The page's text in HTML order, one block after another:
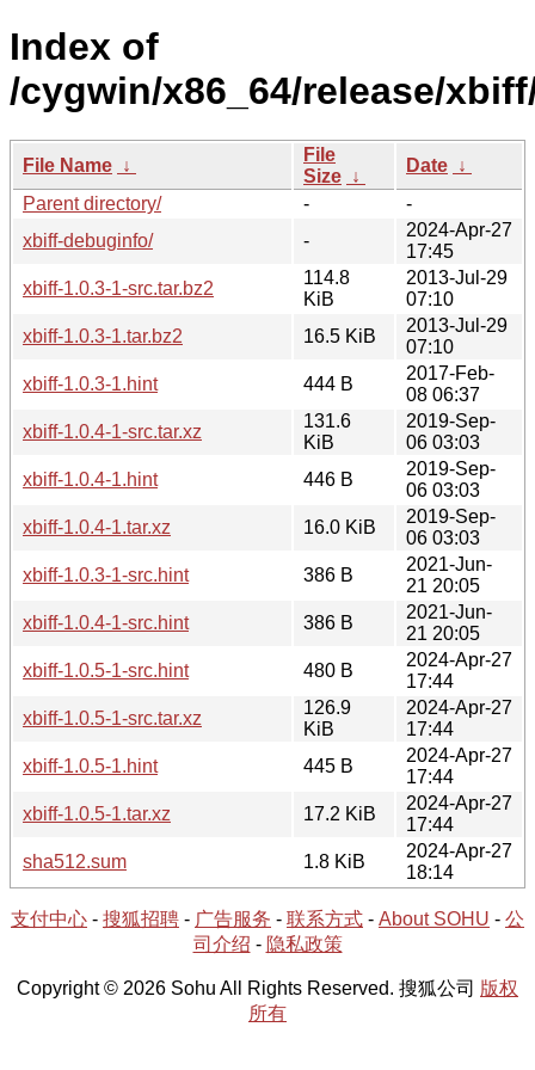
Index of
/cygwin/x86_64/release/
File Name ↓
File
Size ↓
Date ↓
Parent directory/
-
-
xbiff-debuginfo/
-
2024-Apr-27
17:45
xbiff-1.0.3-1-src.tar.bz2
114.8
KiB
2013-Jul-29
07:10
xbiff-1.0.3-1.tar.bz2
16.5 KiB
2013-Jul-29
07:10
xbiff-1.0.3-1.hint
444 B
2017-Feb-
08 06:37
xbiff-1.0.4-1-src.tar.xz
131.6
KiB
2019-Sep-
06 03:03
xbiff-1.0.4-1.hint
446 B
2019-Sep-
06 03:03
xbiff-1.0.4-1.tar.xz
16.0 KiB
2019-Sep-
06 03:03
xbiff-1.0.3-1-src.hint
386 B
2021-Jun-
21 20:05
xbiff-1.0.4-1-src.hint
386 B
2021-Jun-
21 20:05
xbiff-1.0.5-1-src.hint
480 B
2024-Apr-27
17:44
xbiff-1.0.5-1-src.tar.xz
126.9
KiB
2024-Apr-27
17:44
xbiff-1.0.5-1.hint
445 B
2024-Apr-27
17:44
xbiff-1.0.5-1.tar.xz
17.2 KiB
2024-Apr-27
17:44
sha512.sum
1.8 KiB
2024-Apr-27
18:14
支付中心 - 搜狐招聘 - 广告服务 - 联系方式 - About SOHU - 公
司介绍 - 隐私政策
Copyright © 2026 Sohu All Rights Reserved. 搜狐公司 版权
所有